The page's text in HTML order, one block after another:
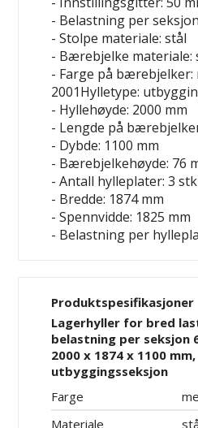
- Belastning per
- Stolpe materiale: stål
- Bærebjelke materiale:
- Farge på bærebjelker:
2001Hylletype:
- Hyllehøyde: 2000 mm
- Lengde på
- Dybde: 1100 mm
- Bærebjelkehøyde: 76
- Antall hylleplater: 3 stk
- Bredde: 1874 mm
- Spennvidde: 1825 mm
- Belastning per
Produktspesifikasjoner
Lagerhyller for bred
belastning per seksjon
2000 x 1874 x 1100 mm,
utbyggingsseksjon
Farge
Materiale